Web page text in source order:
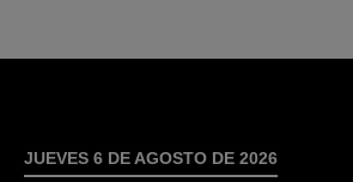
JUEVES 6 DE AGOSTO DE 2026